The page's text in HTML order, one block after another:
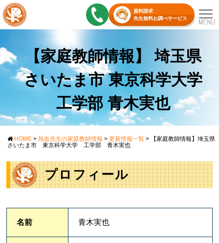
資料請求
先生無料お調べサービス
【家庭教師情報】 埼玉県
さいたま市 東京科学大学
工学部 青木実也
HOME > 熱血先生の家庭教師情報 > 更新情報一覧 >
【家庭教師情報】埼玉県
さいたま市 東京科学大学 工学部 青木実也
プロフィール
名前 青木実也